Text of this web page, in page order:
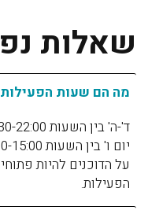
שאלות
מה הם שעות
ד'-ה' בין השעות 08:30-22:00
יום ו' בין השעות 08:30-15:00
על הדוכנים להיות
הפעילות.